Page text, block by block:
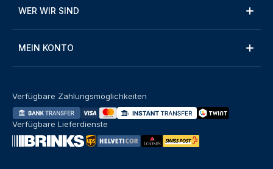
WER WIR SIND
MEIN KONTO
Verfügbare Zahlungsmöglichkeiten
Verfügbare Lieferdienste